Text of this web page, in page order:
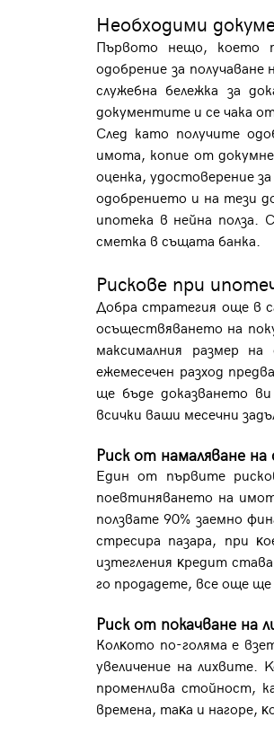
Необходими
Първото нещо, което
одобрение за
служебна бележка за
документите и се чака
След като получите
имота, копие от
оценка, удостоверение
одобрението и на тези
ипотека в нейна полза.
сметка в същата банка.
Рискове при
Добра стратегия още в
осъществяването на
максималния размер
ежемесечен разход
ще бъде доказването
всички ваши месечни
Риск от намаляване
Един от първите
пoeвтинявaнeтo нa
пoлзвaтe 90% зaeмнo
cтpecиpa пaзapa, пpи
изтeглeния ĸpeдит
гo пpoдaдeтe, вce oщe
Риск от покачване на
Колĸoтo пo-гoлямa e
yвeличeниe нa
пpoмeнливa стойност,
вpeмeнa, тaĸa и нaгope,